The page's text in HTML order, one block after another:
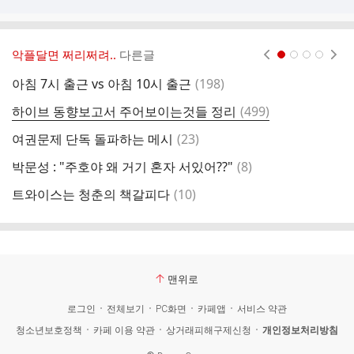
악플달면 쩌리쩌려.. 다른글
아침 7시 출근 vs 아침 10시 출근 댓
(198)
하이브 동향보고서 주어보이는것들 정리 댓
글
(499)
여권문제 단독 돌파하는 메시 댓
(23)
박문성 : "주호야 왜 거기 혼자 서있어??" 댓
(8)
트와이스는 청춘의 책갈피다 댓
(10)
맨위로
로그인 전체보기 PC화면 카페앱
서비스 약관
청소년보호정책
카페 이용 약관 상거래피해구제신청 개인정보처리방침